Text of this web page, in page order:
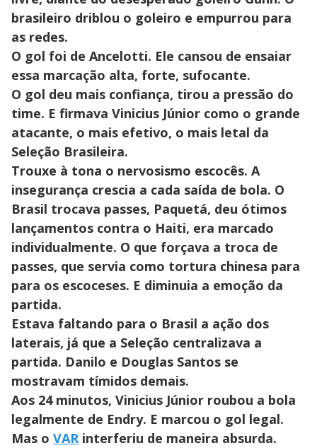
brasileiro driblou o goleiro e empurrou para
as redes.
O gol foi de Ancelotti. Ele cansou de ensaiar
essa marcação alta, forte, sufocante.
O gol deu mais confiança, tirou a pressão do
time. E firmava Vinicius Júnior como o grande
atacante, o mais efetivo, o mais letal da
Seleção Brasileira.
Trouxe à tona o nervosismo escocês. A
insegurança crescia a cada saída de bola. O
Brasil trocava passes, Paquetá, deu ótimos
lançamentos contra o Haiti, era marcado
individualmente. O que forçava a troca de
passes, que servia como tortura chinesa para
para os escoceses. E diminuia a emoção da
partida.
Estava faltando para o Brasil a ação dos
laterais, já que a Seleção centralizava a
partida. Danilo e Douglas Santos se
mostravam tímidos demais.
Aos 24 minutos, Vinicius Júnior roubou a bola
legalmente de Endry. E marcou o gol legal.
Mas o VARinterferiu de maneira absurda.